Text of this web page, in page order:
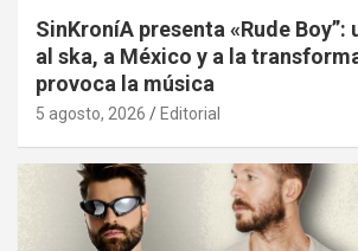
SinKroníA presenta «Rude Boy”:
al ska, a México y a la
provoca la música
5 agosto, 2026 Editorial